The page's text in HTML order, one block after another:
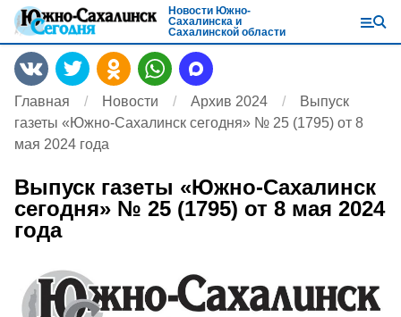
Новости Южно-
Сахалинска и
Сахалинской области
Главная Новости Архив 2024
Выпуск
газеты «Южно-Сахалинск сегодня» № 25 (1795) от 8
мая 2024 года
Выпуск газеты «Южно-Сахалинск
сегодня» № 25 (1795) от 8 мая 2024
года